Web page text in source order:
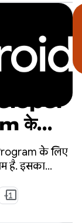
के
के लिए
है. इसका
को
जा सकता
+1